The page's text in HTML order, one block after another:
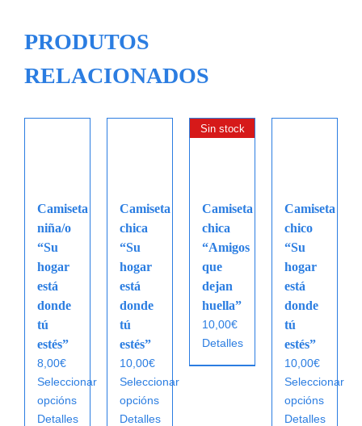
PRODUTOS
RELACIONADOS
Camiseta
niña/o
“Su
hogar
está
donde
tú
estés”
8,00€
Seleccionar
opcións
Este
Detalles
Camiseta
chica
“Su
hogar
está
donde
tú
estés”
10,00€
Seleccionar
opcións
Este
Detalles
Sin stock
Camiseta
chica
“Amigos
que
dejan
huella”
10,00€
Detalles
Camiseta
chico
“Su
hogar
está
donde
tú
estés”
10,00€
Seleccionar
opcións
Este
Detalles